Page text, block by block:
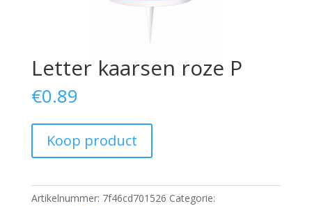
Letter kaarsen roze P
€0.89
Koop product
Artikelnummer: 7f46cd701526 Categorie: